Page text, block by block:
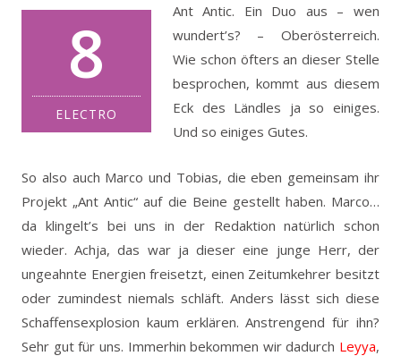
8
ELECTRO
Ant Antic. Ein Duo aus – wen
wundert’s? – Oberösterreich.
Wie schon öfters an dieser Stelle
besprochen, kommt aus diesem
Eck des Ländles ja so einiges.
Und so einiges Gutes.
So also auch Marco und Tobias, die eben gemeinsam ihr
Projekt „Ant Antic“ auf die Beine gestellt haben. Marco…
da klingelt’s bei uns in der Redaktion natürlich schon
wieder. Achja, das war ja dieser eine junge Herr, der
ungeahnte Energien freisetzt, einen Zeitumkehrer besitzt
oder zumindest niemals schläft. Anders lässt sich diese
Schaffensexplosion kaum erklären. Anstrengend für ihn?
Sehr gut für uns. Immerhin bekommen wir dadurch Leyya,